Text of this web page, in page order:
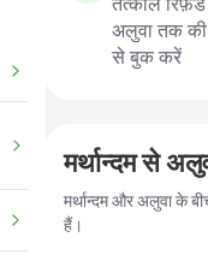
अलुवा तक
से बुक करें
मर्थान्दम से
मर्थान्दम और अलुवा के
हैं।